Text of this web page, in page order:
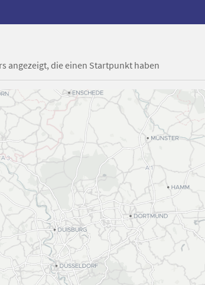
angezeigt, die einen Startpunkt haben